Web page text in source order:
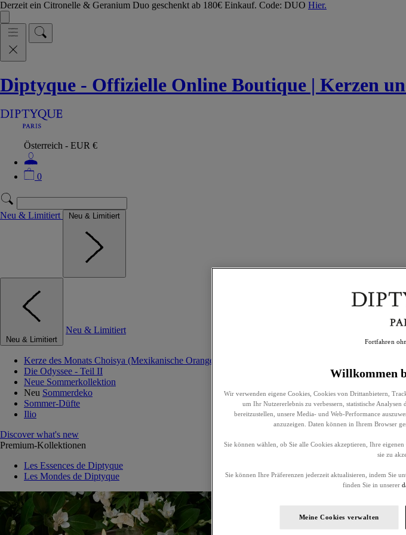
Derzeit ein Citronelle & Geranium Duo geschenkt ab 180€ Einkauf. Code: DUO Hier.
Diptyque - Offizielle Online Boutique | Kerzen
Österreich - EUR €
0
Neu & Limitiert Neu & Limitiert
Neu & Limitiert
Neu & Limitiert
Kerze des Monats Choisya (Mexikanische Orangenblume)
Die Odyssee - Teil II
Neue Sommerkollektion
Neu Sommerdeko
Sommer-Düfte
Ilio
Discover what's new
Premium-Kollektionen
Les Essences de Diptyque
Les Mondes de Diptyque
Willkommen
Wir verwenden eigene Cookies, Cookies von Drittanbietern,
um Ihr Nutzererlebnis zu verbessern, statistische
bereitzustellen, unsere Media- und Web-Performance
anzuzeigen. Daten können in Ihrem Browser
Sie können wählen, ob Sie alle Cookies akzeptieren, Ihre
sie zu
Sie können Ihre Präferenzen jederzeit aktualisieren, indem Sie
finden Sie in unserer
Meine Cookies verwalten
Fortfahren